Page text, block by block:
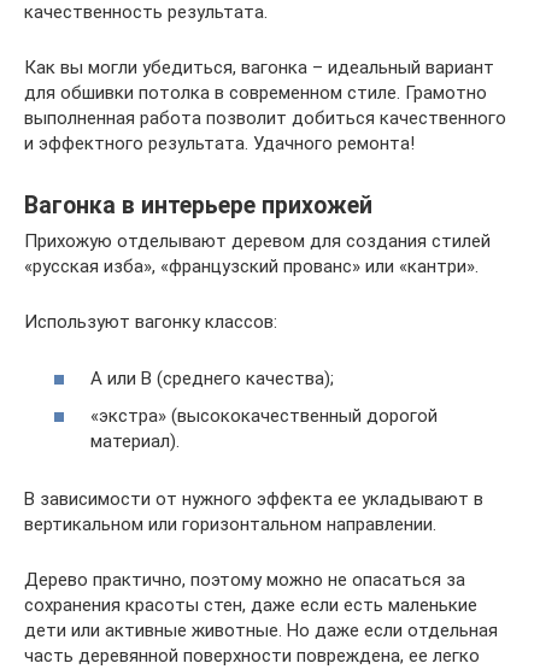
качественность результата.
Как вы могли убедиться, вагонка – идеальный вариант
для обшивки потолка в современном стиле. Грамотно
выполненная работа позволит добиться качественного
и эффектного результата. Удачного ремонта!
Вагонка в интерьере прихожей
Прихожую отделывают деревом для создания стилей
«русская изба», «французский прованс» или «кантри».
Используют вагонку классов:
А или В (среднего качества);
«экстра» (высококачественный дорогой
материал).
В зависимости от нужного эффекта ее укладывают в
вертикальном или горизонтальном направлении.
Дерево практично, поэтому можно не опасаться за
сохранения красоты стен, даже если есть маленькие
дети или активные животные. Но даже если отдельная
часть деревянной поверхности повреждена, ее легко